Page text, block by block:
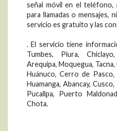
señal móvil en el
para llamadas o mensajes,
servicio es gratuito y las
. El servicio tiene
Tumbes, Piura,
Arequipa, Moquegua, Tacna,
Huánuco, Cerro de Pasco,
Huamanga, Abancay,
Pucallpa, Puerto
Chota.